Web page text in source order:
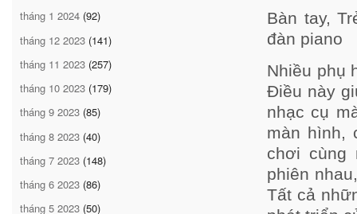
tháng 1 2024 (92)
tháng 12 2023 (141)
tháng 11 2023 (257)
tháng 10 2023 (179)
tháng 9 2023 (85)
tháng 8 2023 (40)
tháng 7 2023 (148)
tháng 6 2023 (86)
tháng 5 2023 (50)
Bàn tay,
đàn piano
Nhiều phụ
Điều này
nhạc cụ
màn hình,
chơi cùng
phiên
Tất cả